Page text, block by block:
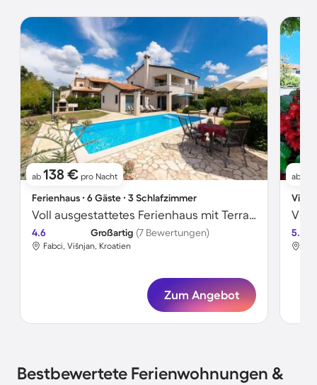
ab 138 € pro Nacht
Ferienhaus ∙ 6 Gäste ∙ 3 Schlafzimmer
Voll ausgestattetes Ferienhaus mit Terrasse, Grill und Garten | Haustiere sind willkommen
4.6 Großartig (7 Bewertungen)
Fabci, Višnjan, Kroatien
Zum Angebot
ab
Villa
Villa
5.0
Bestbewertete Ferienwohnungen &